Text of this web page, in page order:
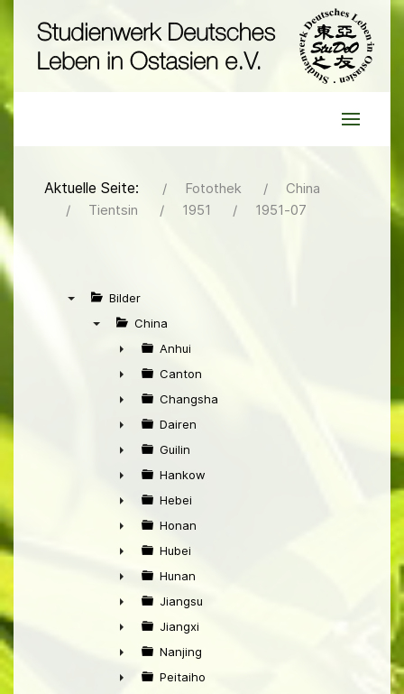
Aktuelle Seite: Fotothek
China
Tientsin
1951 1951-07
Bilder
China
►
Anhui
►
Canton
►
Changsha
►
Dairen
►
Guilin
►
Hankow
►
Hebei
►
Honan
►
Hubei
►
Hunan
►
Jiangsu
►
Jiangxi
►
Nanjing
Peitaiho